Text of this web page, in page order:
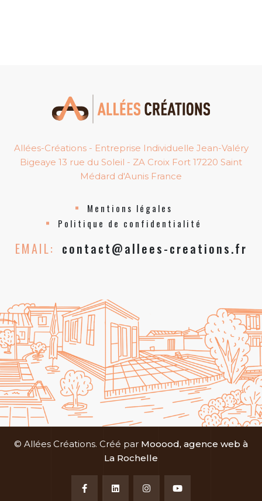
Allées-Créations - Entreprise Individuelle Jean-Valéry
Bigeaye 13 rue du Soleil - ZA Croix Fort 17220 Saint
Médard d'Aunis France
Mentions légales
Politique de confidentialité
EMAIL: contact@allees-creations.fr
© Allées Créations. Créé par Mooood, agence web à
La Rochelle